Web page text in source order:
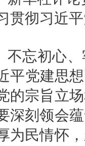
贯彻习近
不忘初心
平党建思
的宗旨立
深刻领会
为民情怀